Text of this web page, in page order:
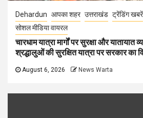
Dehardun आपका शहर उत्तराखंड ट्रेंडिंग खबरें
सोशल मीडिया वायरल
चारधाम यात्रा मार्गों पर सुरक्षा और
श्रद्धालुओं की सुरक्षित यात्रा पर सरकार का
August 6, 2026 News Warta